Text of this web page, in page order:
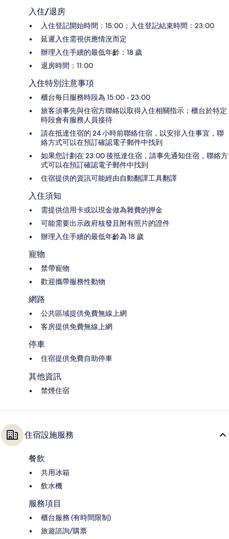
入住/退房
入住登記開始時間：15:00；入住登記結束時間：23:00
延遲入住需視供應情況而定
辦理入住手續的最低年齡：18 歲
退房時間：11:00
入住特別注意事項
櫃台每日服務時段為 15:00 - 23:00
旅客須事先與住宿方聯絡以取得入住相關指示；櫃台於特定
時段會有服務人員接待
請在抵達住宿的 24 小時前聯絡住宿，以安排入住事宜，聯
絡方式可以在預訂確認電子郵件中找到
如果您計劃在 23:00 後抵達住宿，請事先通知住宿，聯絡方
式可以在預訂確認電子郵件中找到
住宿提供的資訊可能經由自動翻譯工具翻譯
入住須知
需提供信用卡或以現金做為雜費的押金
可能需要出示政府核發且附有照片的證件
辦理入住手續的最低年齡為 18 歲
寵物
禁帶寵物
歡迎攜帶服務性動物
網路
公共區域提供免費無線上網
客房提供免費無線上網
停車
住宿提供免費自助停車
其他資訊
禁煙住宿
住宿設施服務
餐飲
共用冰箱
飲水機
服務項目
櫃台服務 (有時間限制)
旅遊諮詢/購票